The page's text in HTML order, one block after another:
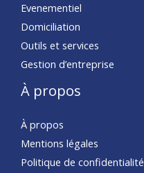
Evenementiel
Domiciliation
Outils et services
Gestion d’entreprise
À propos
À propos
Mentions légales
Politique de confidentialité